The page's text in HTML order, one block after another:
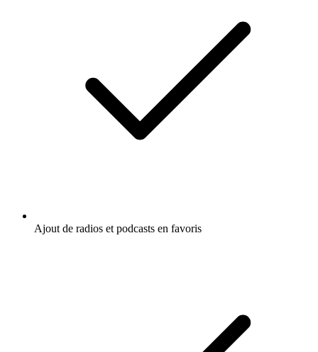
Ajout de radios et podcasts en favoris